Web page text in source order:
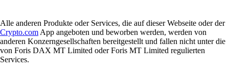
Alle anderen Produkte oder Services, die auf dieser Webseite oder der
Crypto.com App angeboten und beworben werden, werden von
anderen Konzerngesellschaften bereitgestellt und fallen nicht unter die
von Foris DAX MT Limited oder Foris MT Limited regulierten
Services.